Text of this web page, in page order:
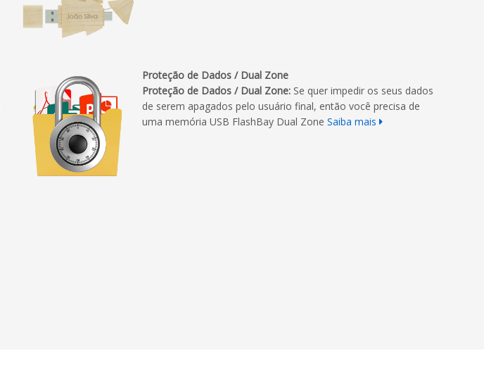
Proteção de Dados / Dual Zone
Proteção de Dados / Dual Zone: Se quer impedir os seus dados
de serem apagados pelo usuário final, então você precisa de
uma memória USB FlashBay Dual ZoneSaiba mais